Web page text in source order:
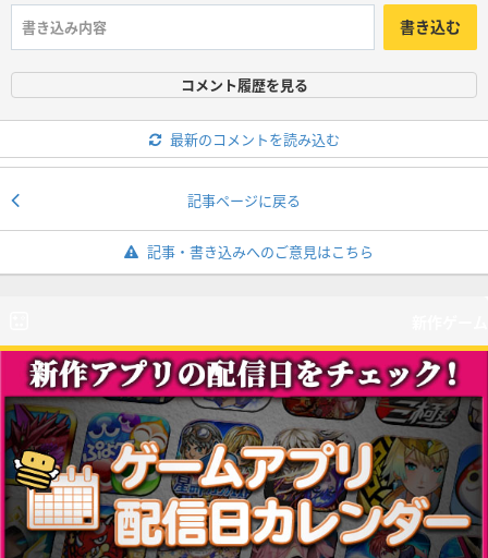
書き込む
コメント履歴を見る
最新のコメントを読み込む
記事ページに戻る
記事・書き込みへのご意見はこちら